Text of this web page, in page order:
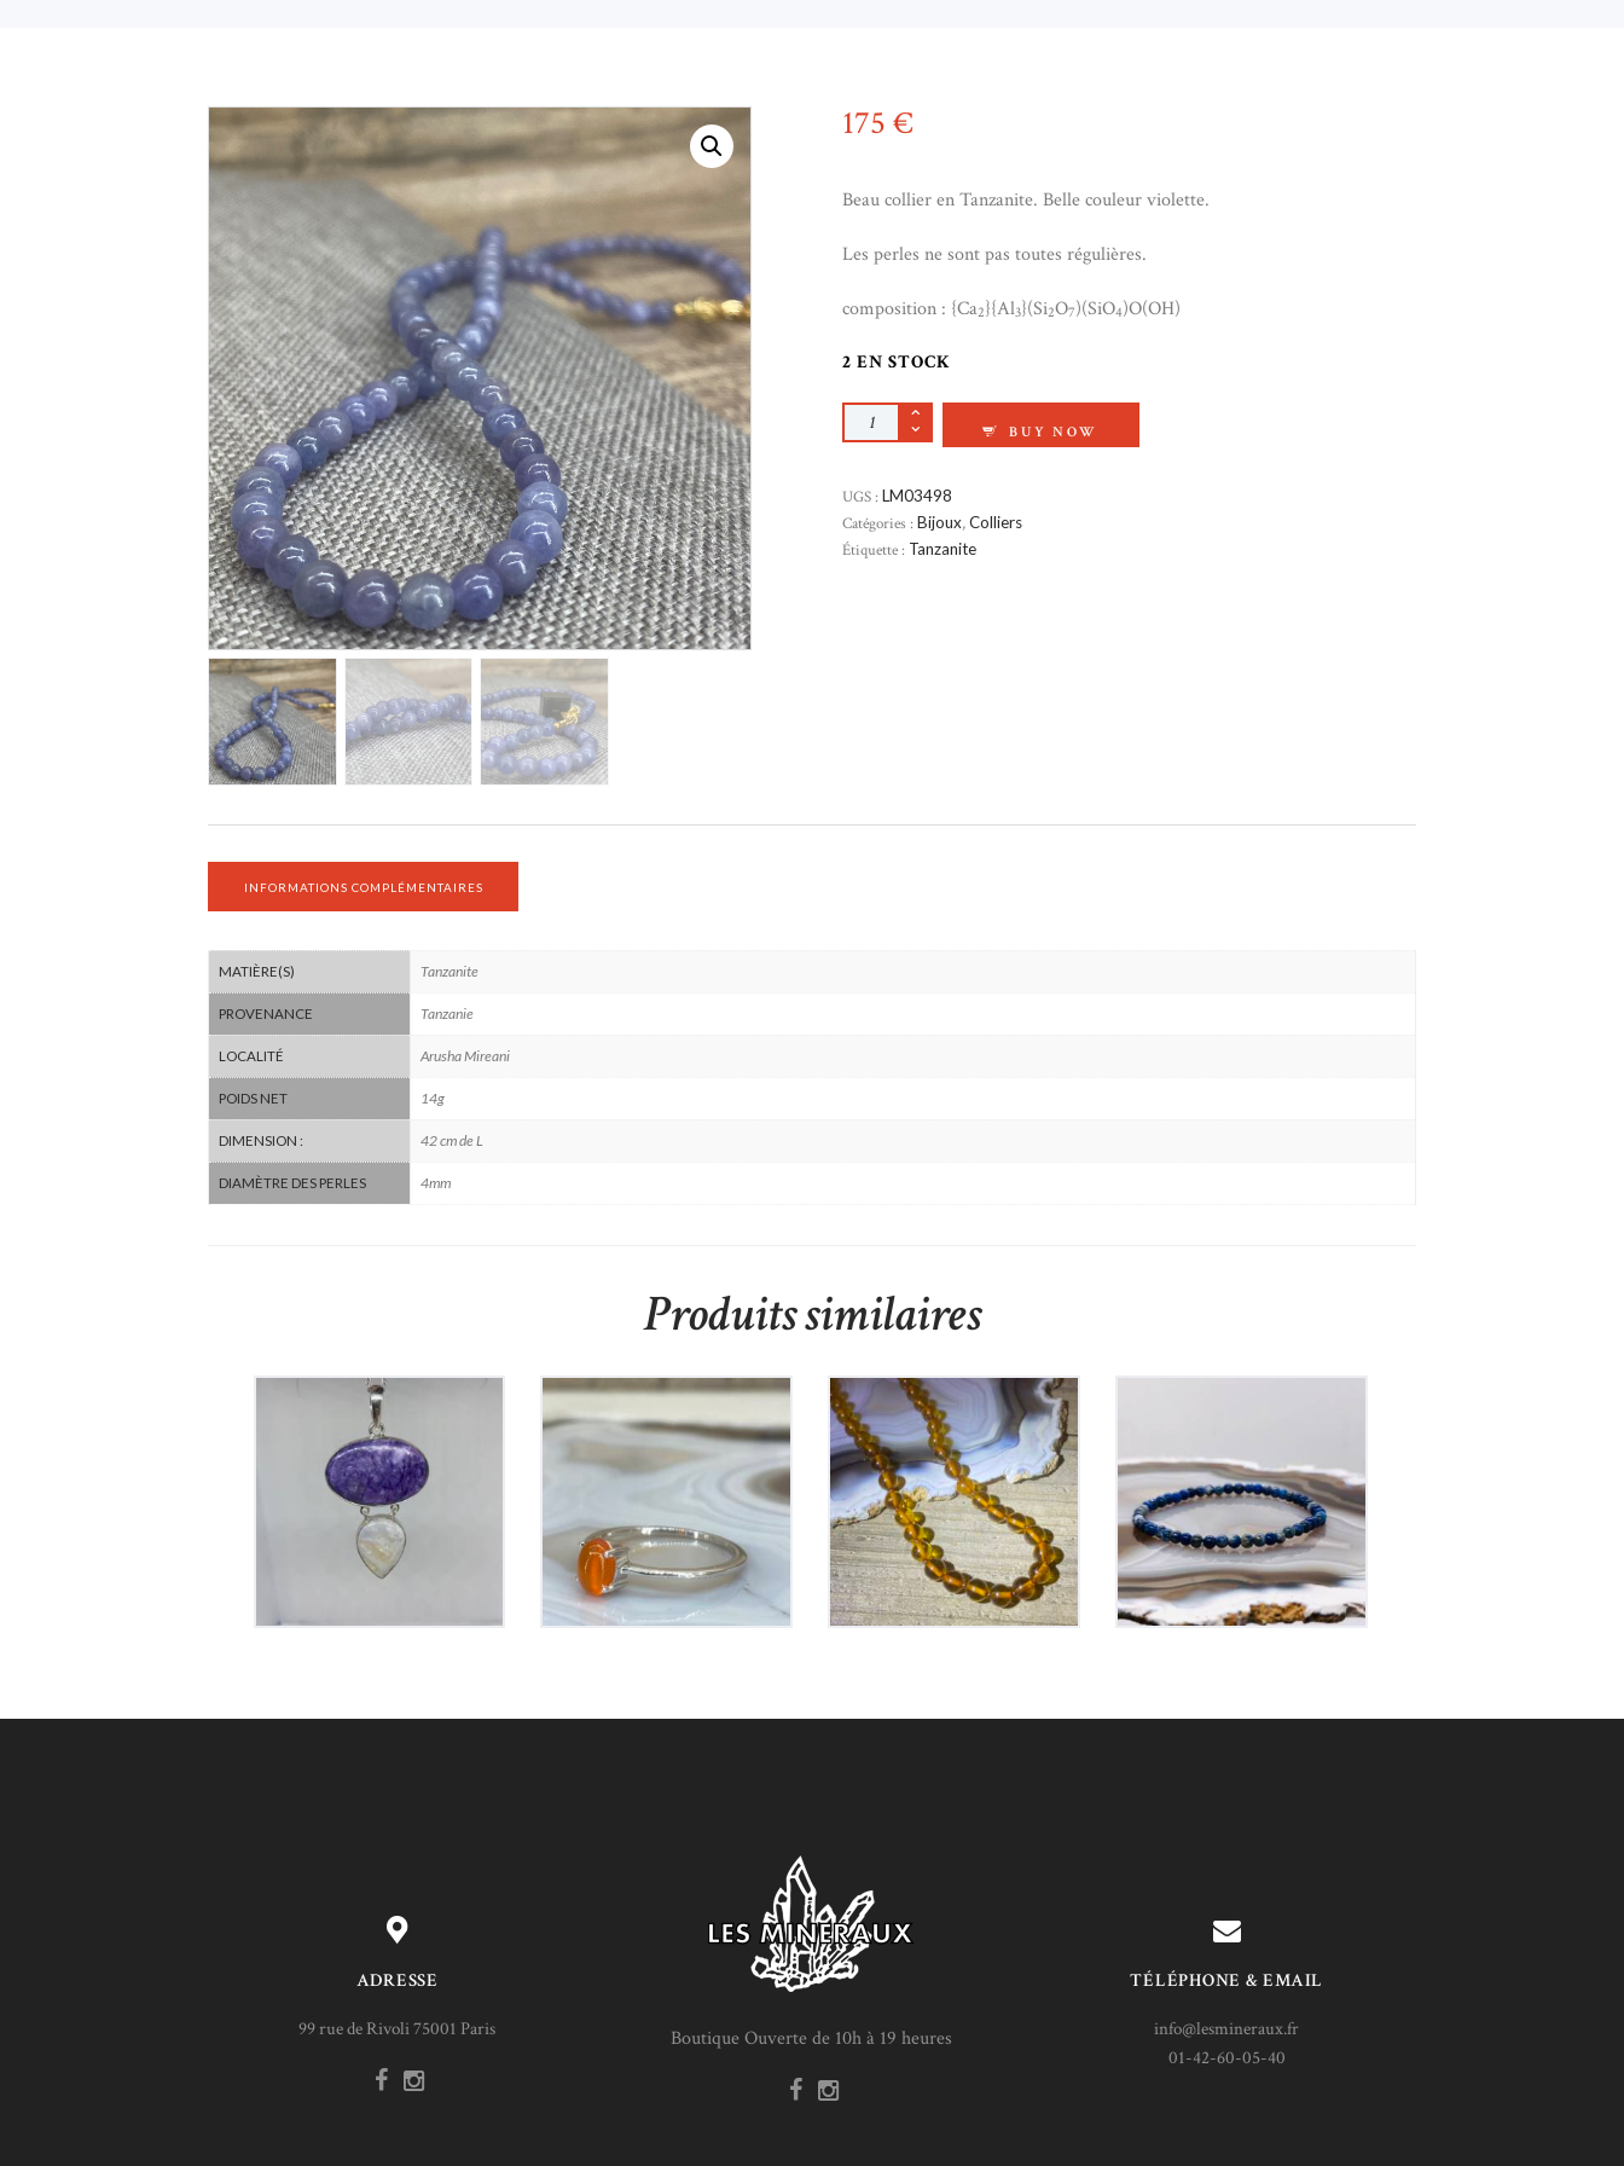
175 €
Beau collier en Tanzanite. Belle couleur violette.
Les perles ne sont pas toutes régulières.
composition : {Ca2}{Al3}(Si2O7)(SiO4)O(OH)
2 EN STOCK
QUANTITÉ DE COLLIER EN TANZANITE
BUY NOW
UGS : LM03498
Catégories : Bijoux,Colliers
Étiquette : Tanzanite
INFORMATIONS COMPLÉMENTAIRES
MATIÈRE(S) Tanzanite
PROVENANCE Tanzanie
LOCALITÉ Arusha Mireani
POIDS NET 14g
DIMENSION : 42 cm de L
DIAMÈTRE DES PERLES 4mm
Produits similaires
Pendentif Charoïte
et Pierre de Lune
390€
Bague Cornaline sur
Argent
70€
Collier en Ambre
215€
20€
ADRESSE
99 rue de Rivoli 75001 Paris Boutique Ouverte de 10h à 19 heures
TÉLÉPHONE & EMAIL
info@lesmineraux.fr
01-42-60-05-40